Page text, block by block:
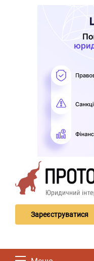
Зареєструватися